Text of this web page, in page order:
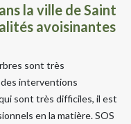
la ville de Saint
avoisinantes
sont très
interventions
sont très difficiles, il est
en la matière. SOS